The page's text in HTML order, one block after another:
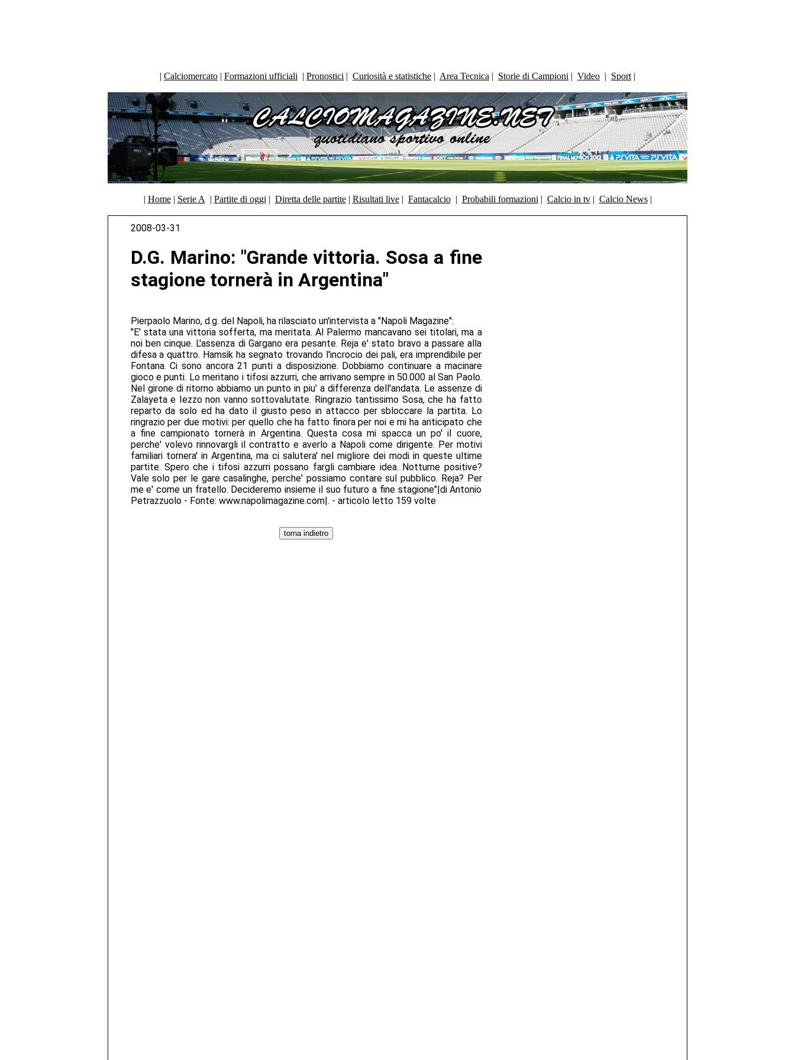
| Calciomercato | Formazioni ufficiali | Pronostici | Curiosità e statistiche | Area Tecnica | Storie di Campioni | Video | Sport |
| Home| Serie A | Partite di oggi | Diretta delle partite| Risultati live| Fantacalcio| Probabili formazioni | Calcio in tv| Calcio News|
2008-03-31
D.G. Marino: "Grande vittoria. Sosa a fine
stagione tornerà in Argentina"
Pierpaolo Marino, d.g. del Napoli, ha rilasciato un'intervista a "Napoli Magazine":
"E' stata una vittoria sofferta, ma meritata. Al Palermo mancavano sei titolari, ma a
noi ben cinque. L'assenza di Gargano era pesante. Reja e' stato bravo a passare alla
difesa a quattro. Hamsik ha segnato trovando l'incrocio dei pali, era imprendibile per
Fontana. Ci sono ancora 21 punti a disposizione. Dobbiamo continuare a macinare
gioco e punti. Lo meritano i tifosi azzurri, che arrivano sempre in 50.000 al San Paolo.
Nel girone di ritorno abbiamo un punto in piu' a differenza dell'andata. Le assenze di
Zalayeta e Iezzo non vanno sottovalutate. Ringrazio tantissimo Sosa, che ha fatto
reparto da solo ed ha dato il giusto peso in attacco per sbloccare la partita. Lo
ringrazio per due motivi: per quello che ha fatto finora per noi e mi ha anticipato che
a fine campionato tornerà in Argentina. Questa cosa mi spacca un po' il cuore,
perche' volevo rinnovargli il contratto e averlo a Napoli come dirigente. Per motivi
familiari tornera' in Argentina, ma ci salutera' nel migliore dei modi in queste ultime
partite. Spero che i tifosi azzurri possano fargli cambiare idea. Notturne positive?
Vale solo per le gare casalinghe, perche' possiamo contare sul pubblico. Reja? Per
me e' come un fratello. Decideremo insieme il suo futuro a fine stagione"|di Antonio
Petrazzuolo - Fonte: www.napolimagazine.com|. - articolo letto 159 volte